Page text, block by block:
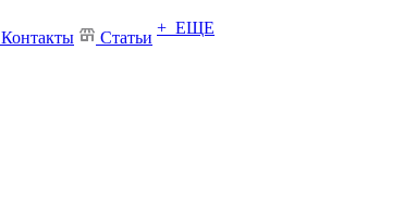
Контакты Статьи
+ ЕЩЕ